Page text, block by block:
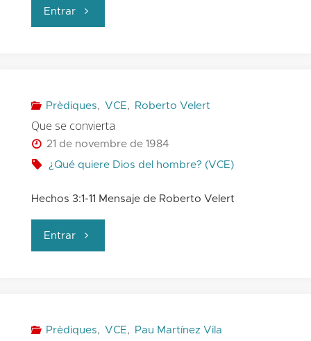
Entrar"Que
vida
Prèdiques, VCE, Roberto Velert
Que se convierta
21 de novembre de 1984
¿Qué quiere Dios del hombre? (VCE)
Hechos 3:1-11 Mensaje de Roberto Velert
Entrar"Que
Prèdiques, VCE, Pau Martínez Vila